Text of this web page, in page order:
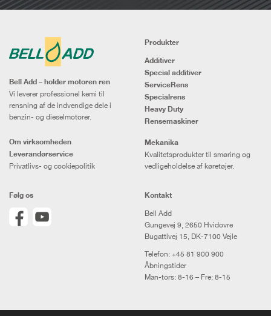
Bell Add – holder motoren ren
Vi leverer professionel kemi til
rensning af de indvendige dele i
benzin- og dieselmotorer.
Om virksomheden
Leverandørservice
Privatlivs- og cookiepolitik
Produkter
Additiver
Special additiver
ServiceRens
Specialrens
Heavy Duty
Rensemaskiner
Mekanika
Kvalitetsprodukter til smøring og
vedligeholdelse af køretøjer.
Følg os Kontakt
Bell Add
Gungevej 9, 2650 Hvidovre
Bugattivej 15, DK-7100 Vejle
Telefon: +45 81 900 900
Åbningstider
Man-tors: 8-16 – Fre: 8-15